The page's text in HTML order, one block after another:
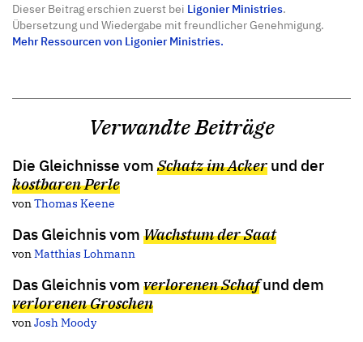
Dieser Beitrag erschien zuerst bei Ligonier Ministries.
Übersetzung und Wiedergabe mit freundlicher Genehmigung.
Mehr Ressourcen von Ligonier Ministries.
Verwandte Beiträge
Die Gleichnisse vomSchatz im Acker und der
kostbaren Perle
vonThomas Keene
Das Gleichnis vom Wachstum der Saat
vonMatthias Lohmann
Das Gleichnis vom verlorenen Schafund dem
verlorenen Groschen
vonJosh Moody